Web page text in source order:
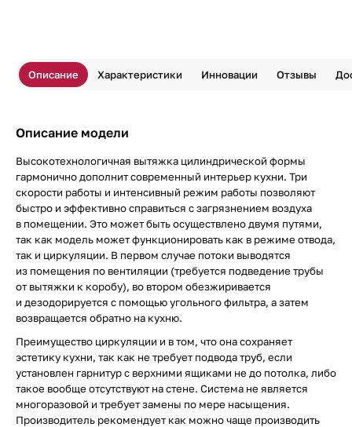
Описание Характеристики Инновации Отзывы
Описание модели
Высокотехнологичная вытяжка цилиндрической формы
гармонично дополнит современный интерьер кухни. Три
скорости работы и интенсивный режим работы позволяют
быстро и эффективно справиться с загрязнением воздуха
в помещении. Это может быть осуществлено двумя путями,
так как модель может функционировать как в режиме отвода,
так и циркуляции. В первом случае потоки выводятся
из помещения по вентиляции (требуется подведение трубы
от вытяжки к коробу), во втором обезжиривается
и дезодорируется с помощью угольного фильтра, а затем
возвращается обратно на кухню.
Преимущество циркуляции и в том, что она сохраняет
эстетику кухни, так как не требует подвода труб, если
установлен гарнитур с верхними ящиками не до потолка, либо
такое вообще отсутствуют на стене. Система не является
многоразовой и требует замены по мере насыщения.
Производитель рекомендует как можно чаще производить